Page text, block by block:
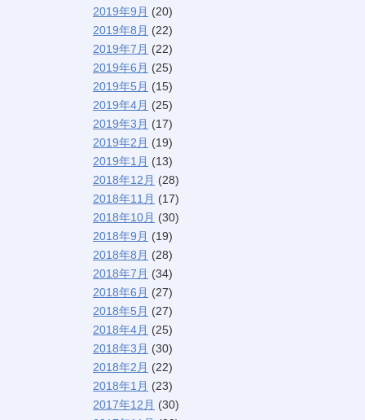
2019年9月 (20)
2019年8月 (22)
2019年7月 (22)
2019年6月 (25)
2019年5月 (15)
2019年4月 (25)
2019年3月 (17)
2019年2月 (19)
2019年1月 (13)
2018年12月 (28)
2018年11月 (17)
2018年10月 (30)
2018年9月 (19)
2018年8月 (28)
2018年7月 (34)
2018年6月 (27)
2018年5月 (27)
2018年4月 (25)
2018年3月 (30)
2018年2月 (22)
2018年1月 (23)
2017年12月 (30)